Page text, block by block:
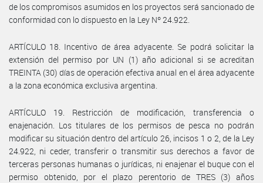
de los compromisos asumidos en los proyectos será sancionado de
conformidad con lo dispuesto en la Ley Nº 24.922.
ARTÍCULO 18. Incentivo de área adyacente. Se podrá solicitar la
extensión del permiso por UN (1) año adicional si se acreditan
TREINTA (30) días de operación efectiva anual en el área adyacente
a la zona económica exclusiva argentina.
ARTÍCULO 19. Restricción de modificación, transferencia o
enajenación. Los titulares de los permisos de pesca no podrán
modificar su situación dentro del artículo 26, incisos 1 o 2, de la Ley
24.922, ni ceder, transferir o transmitir sus derechos a favor de
terceras personas humanas o jurídicas, ni enajenar el buque con el
permiso obtenido, por el plazo perentorio de TRES (3) años